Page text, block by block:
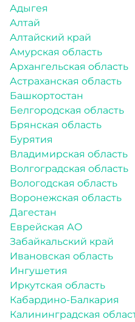
Адыгея
Алтай
Алтайский край
Амурская область
Архангельская область
Астраханская область
Башкортостан
Белгородская область
Брянская область
Бурятия
Владимирская область
Волгоградская область
Вологодская область
Воронежская область
Дагестан
Еврейская АО
Забайкальский край
Ивановская область
Ингушетия
Иркутская область
Кабардино-Балкария
Калининградская